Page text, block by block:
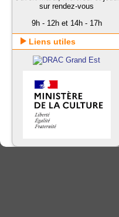
sur rendez-vous
9h - 12h et 14h - 17h
Liens utiles